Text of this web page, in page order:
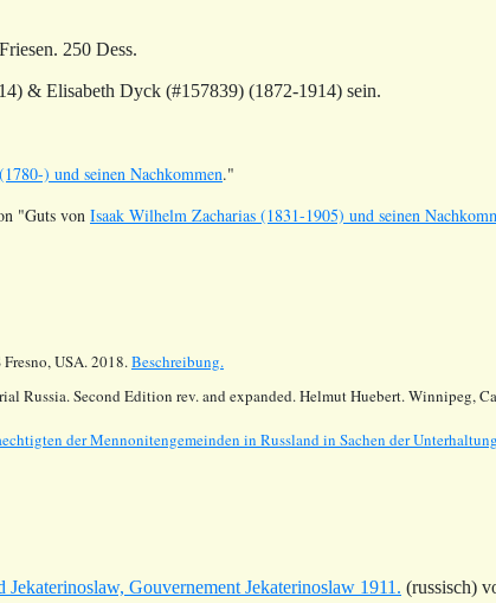
250 Dess.
& Elisabeth Dyck (#157839) (1872-1914) sein.
) und seinen Nachkommen."
"Guts von Isaak Wilhelm Zacharias (1831-1905) und seinen
USA. 2018.Beschreibung.
Russia. Second Edition rev. and expanded. Helmut Huebert. Winnipeg,
der Mennonitengemeinden in Russland in Sachen der
Jekaterinoslaw, Gouvernement Jekaterinoslaw 1911. (russisch)